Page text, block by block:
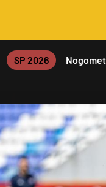
SP 2026 Nogomet